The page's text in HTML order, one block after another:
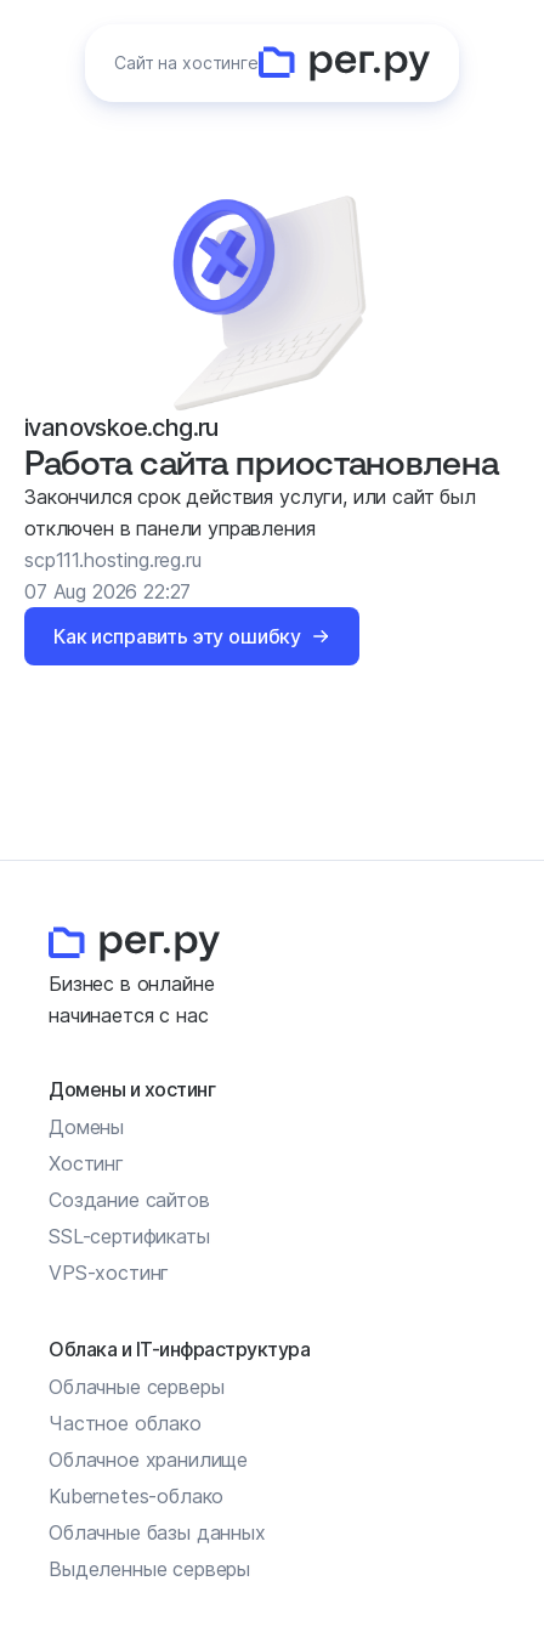
Сайт на хостинге
ivanovskoe.chg.ru
Работа сайта приостановлена
Закончился срок действия услуги, или сайт был
отключен в панели управления
scp111.hosting.reg.ru
07 Aug 2026 22:27
Как исправить эту ошибку
Бизнес в онлайне
начинается с нас
Домены и хостинг
Домены
Хостинг
Создание сайтов
SSL-сертификаты
VPS-хостинг
Облака и IT-инфраструктура
Облачные серверы
Частное облако
Облачное хранилище
Kubernetes-облако
Облачные базы данных
Выделенные серверы